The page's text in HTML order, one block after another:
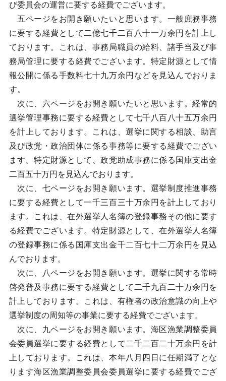
び委員会の運営に要する経費でございます。
五ページをお開き願いたいと思います。一般庶務事務
に要する経費として二億七千二百八十一万余円を計上し
ております。これは、事務局職員の給料、諸手当及び事
務局管理に要する経費でございます。特定財源として情
報公開に係る手数料七十九万余円などを見込んでおりま
す。
次に、六ページをお開き願いたいと思います。経常的
選挙管理事務に要する経費として七千八百八十五万余円
を計上しております。これは、選挙に関する相談、助言
及び政党・政治団体に係る事務等に要する経費でござい
ます。特定財源として、政党助成事務に係る国庫支出金
二百五十万円を見込んでおります。
次に、七ページをお開き願います。選挙制度推進事務
に要する経費として一千三百三十万余円を計上しており
ます。これは、在外選挙人名簿の登録事務その他に要す
る経費でございます。特定財源として、在外選挙人名簿
の登録事務に係る国庫支出金千二百七十二万余円を見込
んでおります。
次に、八ページをお開き願います。選挙に関する常時
啓発普及事務に要する経費として二千九百二十万余円を
計上しております。これは、有権者の政治意識の向上や
選挙制度の周知等の事業に要する経費でございます。
次に、九ページをお開き願います。海区漁業調整委員
会委員選挙に要する経費として二千二百二十万余円を計
上しております。これは、本年八月四日に任期満了とな
ります海区漁業調整委員会委員選挙に要する経費でござ